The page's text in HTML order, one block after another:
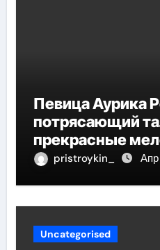
Певица Аурика
потрясающий
прекрасные
интересные
pristroykin_
Uncategorised